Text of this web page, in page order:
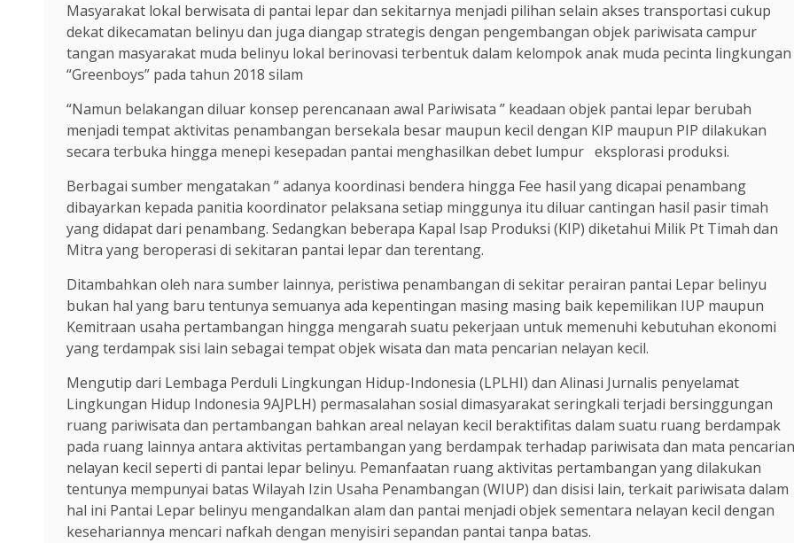
Masyarakat lokal berwisata di pantai lepar dan sekitarnya menjadi pilihan selain akses transportasi cukup
dekat dikecamatan belinyu dan juga diangap strategis dengan pengembangan objek pariwisata campur
tangan masyarakat muda belinyu lokal berinovasi terbentuk dalam kelompok anak muda pecinta lingkungan
“Greenboys” pada tahun 2018 silam
“Namun belakangan diluar konsep perencanaan awal Pariwisata ” keadaan objek pantai lepar berubah
menjadi tempat aktivitas penambangan bersekala besar maupun kecil dengan KIP maupun PIP dilakukan
secara terbuka hingga menepi kesepadan pantai menghasilkan debet lumpur eksplorasi produksi.
Berbagai sumber mengatakan ” adanya koordinasi bendera hingga Fee hasil yang dicapai penambang
dibayarkan kepada panitia koordinator pelaksana setiap minggunya itu diluar cantingan hasil pasir timah
yang didapat dari penambang. Sedangkan beberapa Kapal Isap Produksi (KIP) diketahui Milik Pt Timah dan
Mitra yang beroperasi di sekitaran pantai lepar dan terentang.
Ditambahkan oleh nara sumber lainnya, peristiwa penambangan di sekitar perairan pantai Lepar belinyu
bukan hal yang baru tentunya semuanya ada kepentingan masing masing baik kepemilikan IUP maupun
Kemitraan usaha pertambangan hingga mengarah suatu pekerjaan untuk memenuhi kebutuhan ekonomi
yang terdampak sisi lain sebagai tempat objek wisata dan mata pencarian nelayan kecil.
Mengutip dari Lembaga Perduli Lingkungan Hidup-Indonesia (LPLHI) dan Alinasi Jurnalis penyelamat
Lingkungan Hidup Indonesia 9AJPLH) permasalahan sosial dimasyarakat seringkali terjadi bersinggungan
ruang pariwisata dan pertambangan bahkan areal nelayan kecil beraktifitas dalam suatu ruang berdampak
pada ruang lainnya antara aktivitas pertambangan yang berdampak terhadap pariwisata dan mata pencarian
nelayan kecil seperti di pantai lepar belinyu. Pemanfaatan ruang aktivitas pertambangan yang dilakukan
tentunya mempunyai batas Wilayah Izin Usaha Penambangan (WIUP) dan disisi lain, terkait pariwisata dalam
hal ini Pantai Lepar belinyu mengandalkan alam dan pantai menjadi objek sementara nelayan kecil dengan
kesehariannya mencari nafkah dengan menyisiri sepandan pantai tanpa batas.